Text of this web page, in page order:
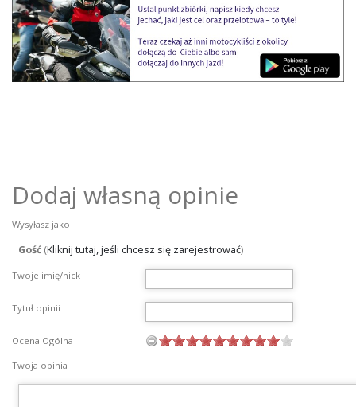
Dodaj własną opinie
Wysyłasz jako
Gość (Kliknij tutaj, jeśli chcesz się zarejestrować)
Twoje imię/nick
Tytuł opinii
Ocena Ogólna
Twoja opinia